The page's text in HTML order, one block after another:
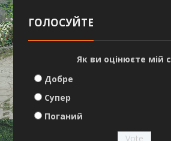
ГОЛОСУЙТЕ
Як ви оцінюєте мій
Добре
Супер
Поганий